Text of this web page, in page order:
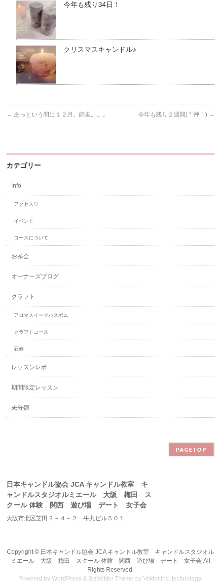
今年も残り34日！
クリスマスキャンドル♪
← あっという間に１２月。師走。。。 今年も残り２週間( *´艸｀) →
カテゴリー
info
アクセス♡
イベント
コースについて
お茶会
オーナーズブログ
クラフト
アロマスイーツバスボム
クラフトコース
石鹸
レッスンレポ
期間限定レッスン
未分類
PAGETOP
日本キャンドル協会 JCA キャンドル教室 キ
ャンドルスタジオルミエール 大阪 梅田 ス
クール 体験 関西 遊び場 デート 女子会
大阪市北区芝田２－４－２ 牛丸ビル５０１
Copyright © 日本キャンドル協会 JCA キャンドル教室 キャンドルスタジオル
ミエール 大阪 梅田 スクール 体験 関西 遊び場 デート 女子会All
Rights Reserved.
Powered byWordPress & BizVektor Theme byVektor,Inc. technology.